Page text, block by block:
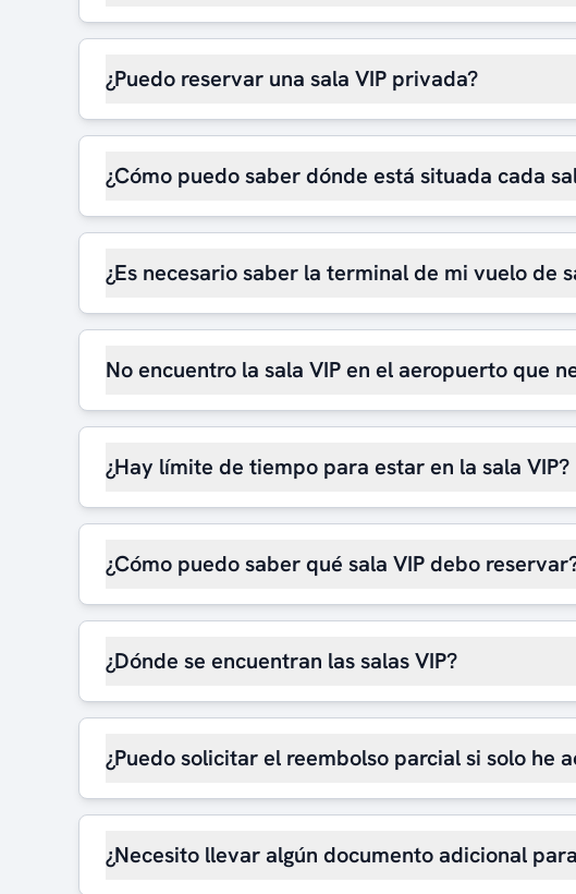
¿Puedo reservar una sala VIP privada?
¿Cómo puedo saber dónde está situada cada
¿Es necesario saber la terminal de mi vuelo de
No encuentro la sala VIP en el aeropuerto que
¿Hay límite de tiempo para estar en la sala VIP?
¿Cómo puedo saber qué sala VIP debo
¿Dónde se encuentran las salas VIP?
¿Puedo solicitar el reembolso parcial si solo he
¿Necesito llevar algún documento adicional